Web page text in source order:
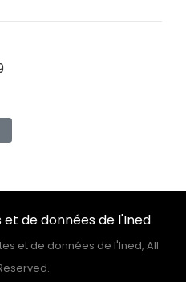
de données de l'Ined
et de données de l'Ined, All